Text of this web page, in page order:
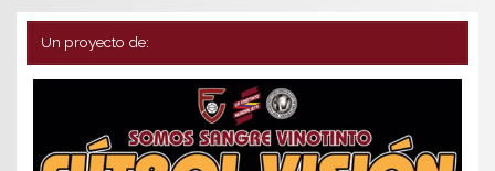
Un proyecto de: